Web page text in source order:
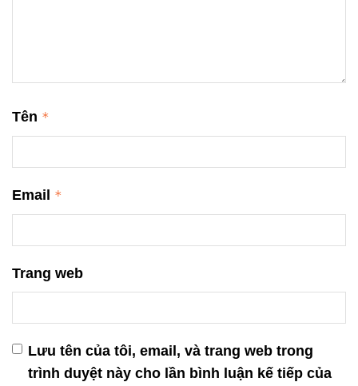
Tên *
Email *
Trang web
Lưu tên của tôi, email, và trang web trong
trình duyệt này cho lần bình luận kế tiếp của